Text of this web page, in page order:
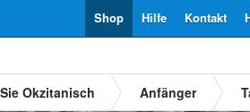
Kontakt
Hilfe
Shop
Okzitanisch Anfänger